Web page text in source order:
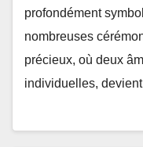
profondément
nombreuses
précieux, où deux
individuelles,